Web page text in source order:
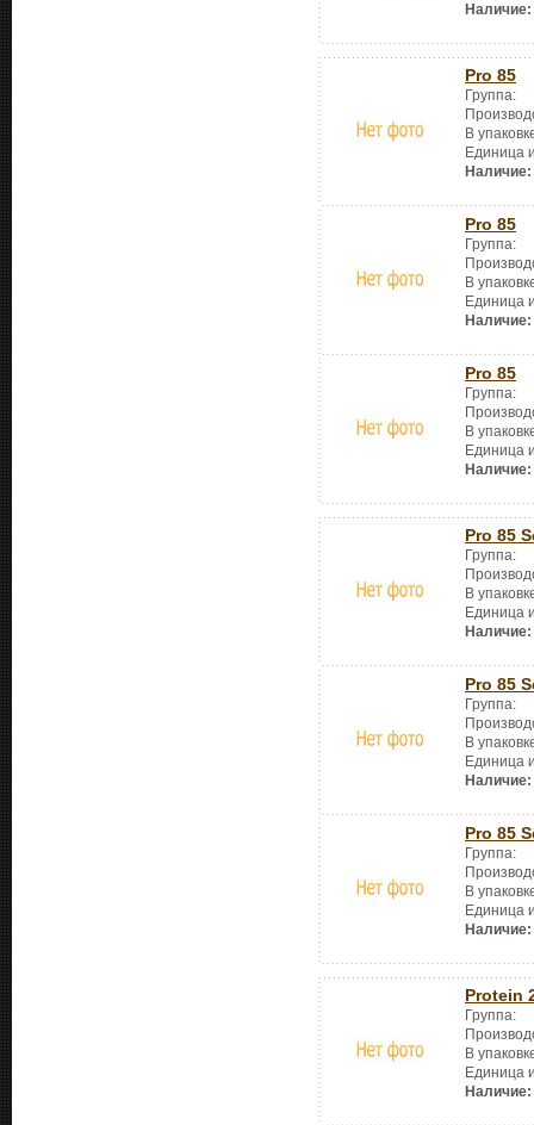
Наличие:
Pro 85
Группа:
В
Единица
Наличие:
Pro 85
Группа:
В
Единица
Наличие:
Pro 85
Группа:
В
Единица
Наличие:
Pro 85
Группа:
В
Единица
Наличие:
Pro 85
Группа:
В
Единица
Наличие:
Pro 85
Группа:
В
Единица
Наличие:
Protein
Группа:
В
Единица
Наличие: